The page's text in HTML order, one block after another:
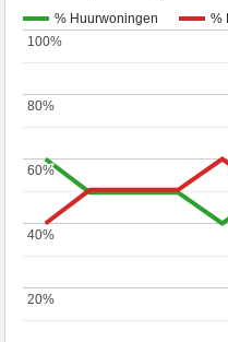
% Huurwoningen %
20%
20%
40%
40%
60%
60%
80%
80%
100%
100%